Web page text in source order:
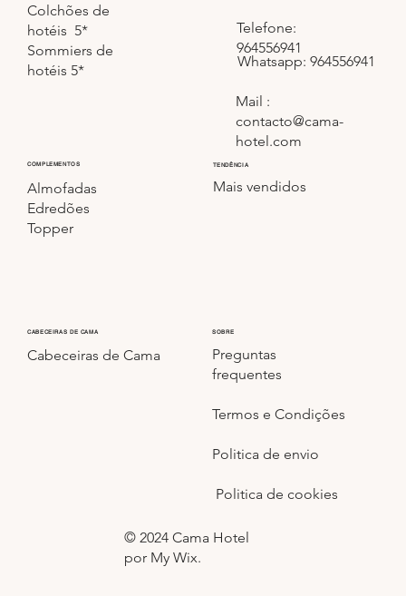
CABECEIRAS DE CAMA
Cabeceiras de Cama
TENDÊNCIA
Mais vendidos
COMPLEMENTOS
Almofadas
Edredões
Topper
Colchões de
hotéis 5*
Sommiers de
hotéis 5*
© 2024 Cama Hotel
por My Wix.
SOBRE
Preguntas
frequentes
Termos e Condições
Politica de envio
Politica de cookies
Telefone:
964556941
Whatsapp: 964556941
Mail :
contacto@cama-
hotel.com